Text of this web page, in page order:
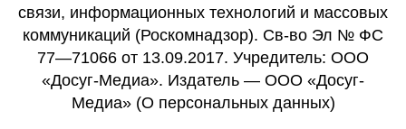
связи, информационных технологий и массовых
коммуникаций (Роскомнадзор). Св-во Эл № ФС
77—71066 от 13.09.2017. Учредитель: ООО
«Досуг-Медиа». Издатель — ООО «Досуг-
Медиа» (О персональных данных)